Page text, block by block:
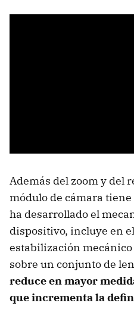
Además del zoom y del
módulo de cámara
ha desarrollado el
dispositivo, incluye en
estabilización mecánico
sobre un conjunto de
reduce en mayor
que incrementa la